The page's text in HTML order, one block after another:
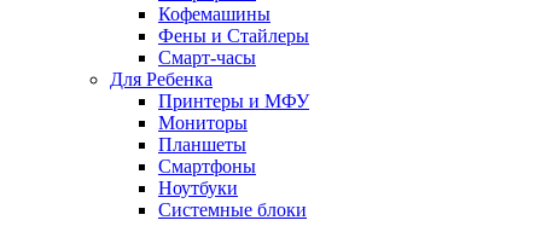
Кофемашины
Фены и Стайлеры
Смарт-часы
Для Ребенка
Принтеры и МФУ
Мониторы
Планшеты
Смартфоны
Ноутбуки
Системные блоки